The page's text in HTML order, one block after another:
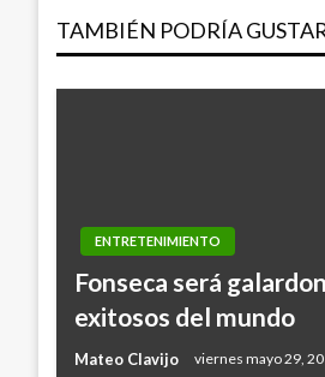
entradas
TAMBIÉN PODRÍA
ENTRETENIMIENTO
Fonseca será
exitosos del mundo
Mateo Clavijo viernes mayo 29,